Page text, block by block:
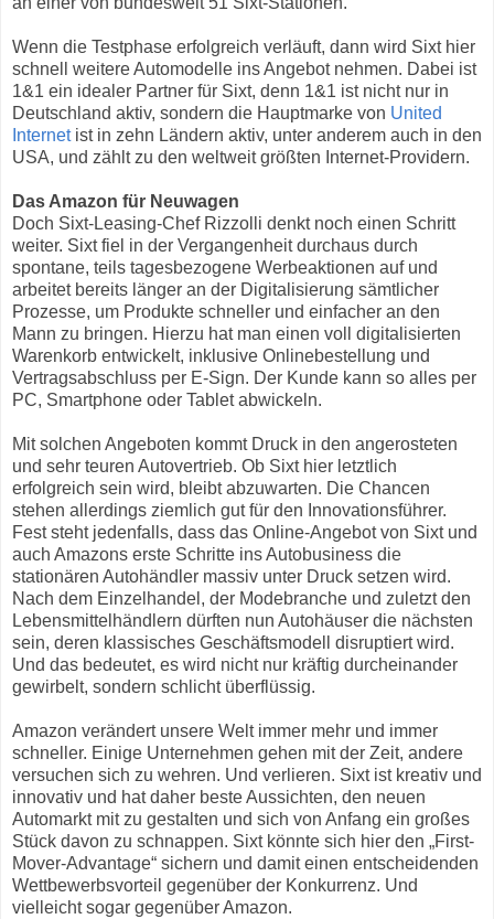
Wenn die Testphase erfolgreich verläuft, dann wird Sixt hier
schnell weitere Automodelle ins Angebot nehmen. Dabei ist
1&1 ein idealer Partner für Sixt, denn 1&1 ist nicht nur in
Deutschland aktiv, sondern die Hauptmarke von United
Internetist in zehn Ländern aktiv, unter anderem auch in den
USA, und zählt zu den weltweit größten Internet-Providern.
Das Amazon für Neuwagen
Doch Sixt-Leasing-Chef Rizzolli denkt noch einen Schritt
weiter. Sixt fiel in der Vergangenheit durchaus durch
spontane, teils tagesbezogene Werbeaktionen auf und
arbeitet bereits länger an der Digitalisierung sämtlicher
Prozesse, um Produkte schneller und einfacher an den
Mann zu bringen. Hierzu hat man einen voll digitalisierten
Warenkorb entwickelt, inklusive Onlinebestellung und
Vertragsabschluss per E-Sign. Der Kunde kann so alles per
PC, Smartphone oder Tablet abwickeln.
Mit solchen Angeboten kommt Druck in den angerosteten
und sehr teuren Autovertrieb. Ob Sixt hier letztlich
erfolgreich sein wird, bleibt abzuwarten. Die Chancen
stehen allerdings ziemlich gut für den Innovationsführer.
Fest steht jedenfalls, dass das Online-Angebot von Sixt und
auch Amazons erste Schritte ins Autobusiness die
stationären Autohändler massiv unter Druck setzen wird.
Nach dem Einzelhandel, der Modebranche und zuletzt den
Lebensmittelhändlern dürften nun Autohäuser die nächsten
sein, deren klassisches Geschäftsmodell disruptiert wird.
Und das bedeutet, es wird nicht nur kräftig durcheinander
gewirbelt, sondern schlicht überflüssig.
Amazon verändert unsere Welt immer mehr und immer
schneller. Einige Unternehmen gehen mit der Zeit, andere
versuchen sich zu wehren. Und verlieren. Sixt ist kreativ und
innovativ und hat daher beste Aussichten, den neuen
Automarkt mit zu gestalten und sich von Anfang ein großes
Stück davon zu schnappen. Sixt könnte sich hier den „First-
Mover-Advantage“ sichern und damit einen entscheidenden
Wettbewerbsvorteil gegenüber der Konkurrenz. Und
vielleicht sogar gegenüber Amazon.